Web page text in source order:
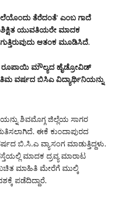
ತೆರೆದಂತೆ’ ಎಂಬ ಗಾದೆ
ಯುವತಿಯರೇ ಮಾದಕ
ಆತಂಕ ಮೂಡಿಸಿದೆ.
ರೂಪಾಯಿ ಮೌಲ್ಯದ ಹೈಡ್ರೋವಿಡ್
ವರ್ಷದ ಬಿಸಿಎ ವಿದ್ಯಾರ್ಥಿನಿಯನ್ನು
ಶಿವಮೊಗ್ಗ ಜಿಲ್ಲೆಯ ಸಾಗರ
ಈಕೆ ಕುಂದಾಪುರದ
ಬಿ.ಸಿ.ಎ ವ್ಯಾಸಂಗ ಮಾಡುತ್ತಿದ್ದಳು.
ಮಾದಕ ದ್ರವ್ಯ ಮಾರಾಟ
ಖಚಿತ ಮಾಹಿತಿ ಮೇರೆಗೆ ಮುಲ್ಕಿ
ಪಡೆದಿದ್ದಾರೆ.